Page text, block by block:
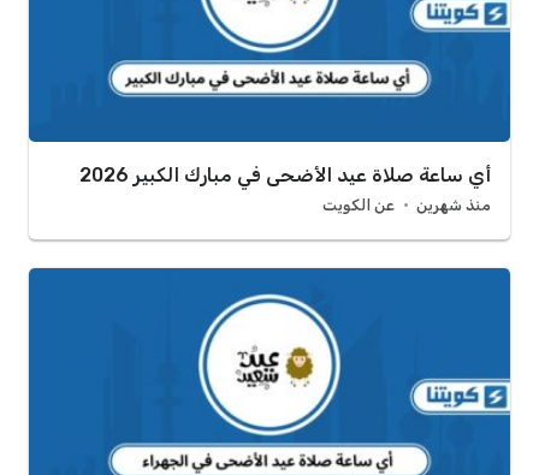
أي ساعة صلاة عيد الأضحى في مبارك الكبير 2026
منذ شهرين عن الكويت